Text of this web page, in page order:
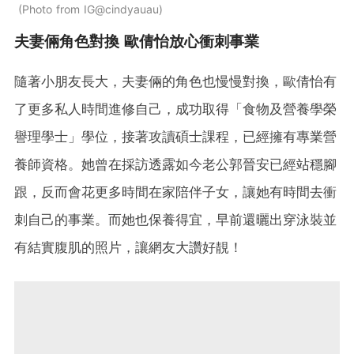
Photo from IG@cindyauau
夫妻倆角色對換 歐倩怡放心衝刺事業
隨著小朋友長大，夫妻倆的角色也慢慢對換，歐倩怡有
了更多私人時間進修自己，成功取得「食物及營養學榮
譽理學士」學位，接著攻讀碩士課程，已經擁有專業營
養師資格。她曾在採訪透露如今老公郭晉安已經站穩腳
跟，反而會花更多時間在家陪伴子女，讓她有時間去衝
刺自己的事業。而她也保養得宜，早前還曬出穿泳裝並
有結實腹肌的照片，讓網友大讚好靚！